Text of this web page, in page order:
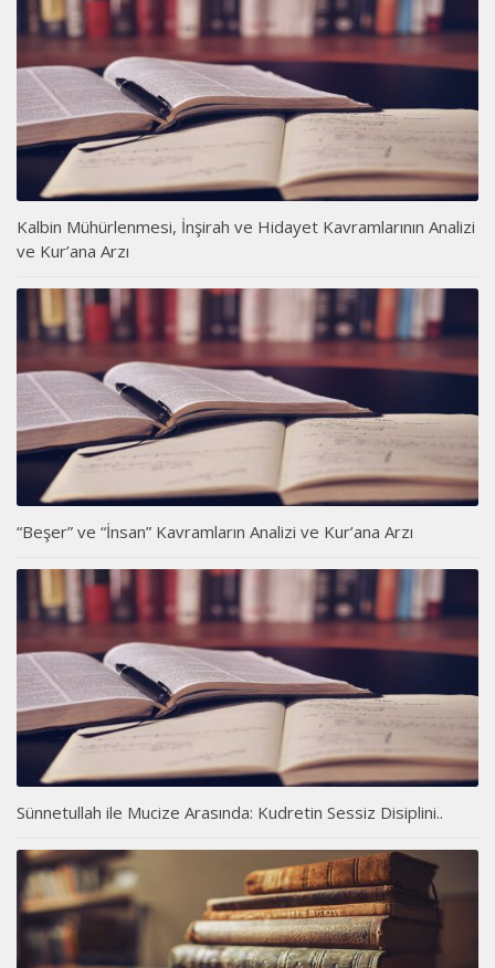
Kalbin Mühürlenmesi, İnşirah ve Hidayet Kavramlarının Analizi
ve Kur’ana Arzı
“Beşer” ve “İnsan” Kavramların Analizi ve Kur’ana Arzı
Sünnetullah ile Mucize Arasında: Kudretin Sessiz Disiplini..